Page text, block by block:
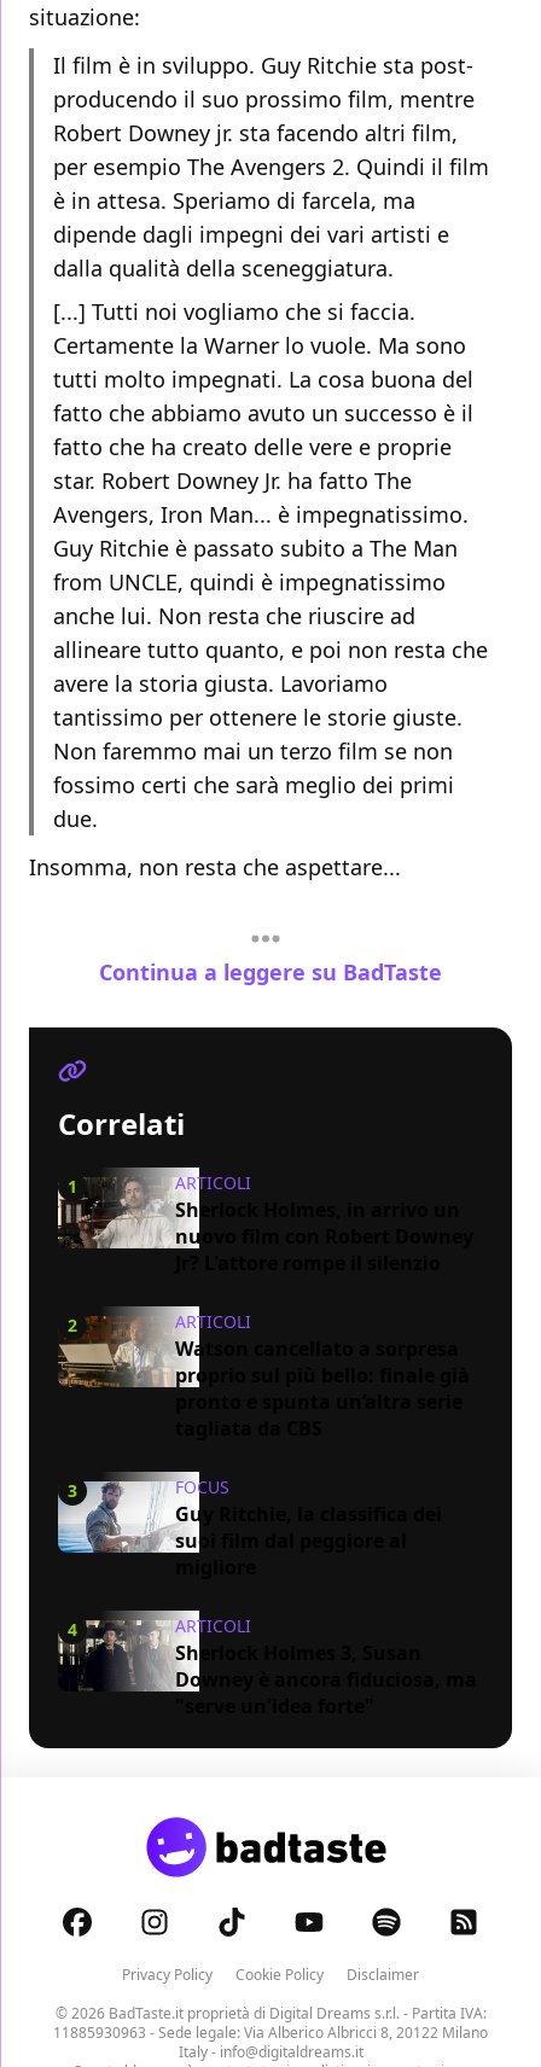
situazione:
Il film è in sviluppo. Guy Ritchie sta post-
producendo il suo prossimo film, mentre
Robert Downey jr. sta facendo altri film,
per esempio The Avengers 2. Quindi il film
è in attesa. Speriamo di farcela, ma
dipende dagli impegni dei vari artisti e
dalla qualità della sceneggiatura.
[...] Tutti noi vogliamo che si faccia.
Certamente la Warner lo vuole. Ma sono
tutti molto impegnati. La cosa buona del
fatto che abbiamo avuto un successo è il
fatto che ha creato delle vere e proprie
star. Robert Downey Jr. ha fatto The
Avengers, Iron Man... è impegnatissimo.
Guy Ritchie è passato subito a The Man
from UNCLE, quindi è impegnatissimo
anche lui. Non resta che riuscire ad
allineare tutto quanto, e poi non resta che
avere la storia giusta. Lavoriamo
tantissimo per ottenere le storie giuste.
Non faremmo mai un terzo film se non
fossimo certi che sarà meglio dei primi
due.
Insomma, non resta che aspettare...
Continua a leggere su BadTaste
Correlati
1 ARTICOLI
Sherlock Holmes, in arrivo un
nuovo film con Robert Downey
2 ARTICOLI
Watson cancellato a sorpresa
proprio sul più bello: finale già
3 FOCUS
Guy Ritchie, la classifica dei
suoi film dal peggiore al
4 ARTICOLI
Sherlock Holmes 3, Susan
Downey è ancora fiduciosa, ma
Privacy Policy Cookie Policy
Disclaimer
© 2026 BadTaste.it proprietà di Digital Dreams s.r.l.- Partita IVA:
11885930963 - Sede legale: Via Alberico Albricci 8, 20122 Milano
Italy - info@digitaldreams.it